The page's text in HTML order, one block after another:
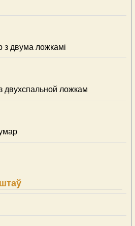
двума ложкамі
двухспальной ложкам